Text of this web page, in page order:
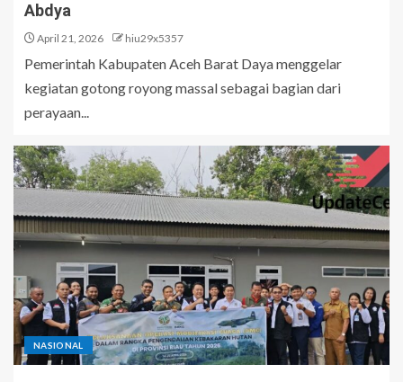
Abdya
April 21, 2026 hiu29x5357
Pemerintah Kabupaten Aceh Barat Daya menggelar
kegiatan gotong royong massal sebagai bagian dari
perayaan...
NASIONAL